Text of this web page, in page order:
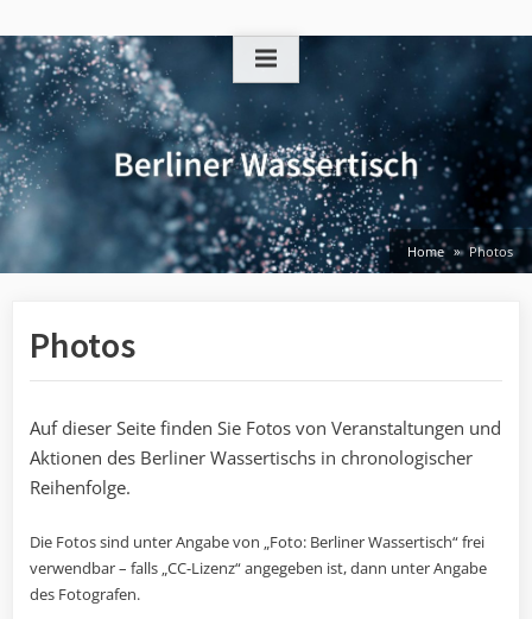
to
content
Home Photos
Photos
Auf dieser Seite finden Sie Fotos von Veranstaltungen und
Aktionen des Berliner Wassertischs in chronologischer
Reihenfolge.
Die Fotos sind unter Angabe von „Foto: Berliner Wassertisch“ frei
verwendbar – falls „CC-Lizenz“ angegeben ist, dann unter Angabe
des Fotografen.